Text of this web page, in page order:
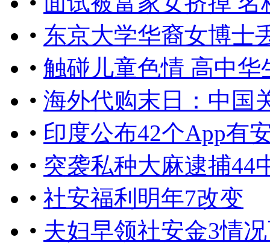
• 东京大学华裔女博士
• 触碰儿童色情 高中华
• 海外代购末日：中国
• 印度公布42个App有
• 突袭私种大麻逮捕44
• 社安福利明年7改变
• 夫妇早领社安金3情